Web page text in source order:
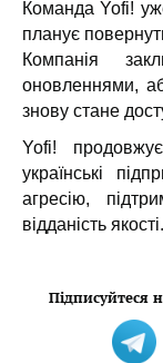
Команда Yofi!
планує
Компанія
оновленнями,
знову стане
Yofi!
українські
агресію,
відданість якості.
Підписуйтеся